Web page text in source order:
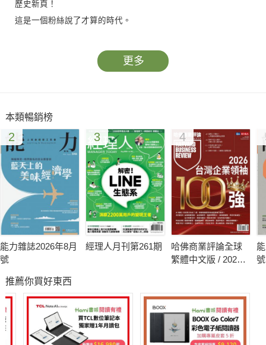
歷史新頁！
這是一個粉絲說了才算的時代。
更多
本類暢銷榜
2
能力雜誌2026年8月
號
3
經理人月刊第261期
4
哈佛商業評論全球
繁體中文版 / 2026
號
推薦你買好東西